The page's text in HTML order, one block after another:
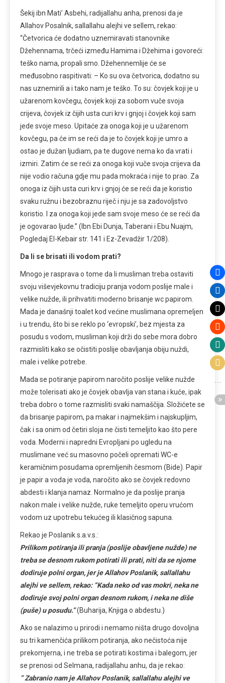
Šekij ibn Mati’ Asbehi, radijallahu anha, prenosi da je
Allahov Posalnik, sallallahu alejhi ve sellem, rekao:
“Četvorica će dodatno uznemiravati stanovnike
Džehennama, trčeći između Hamima i Džehima i govoreći:
teško nama, propali smo. Džehennemlije će se
međusobno raspitivati: – Ko su ova četvorica, dodatno su
nas uznemirili a i tako nam je teško. To su: čovjek koji je u
užarenom kovčegu, čovjek koji za sobom vuče svoja
crijeva, čovjek iz čijih usta curi krv i gnjoj i čovjek koji sam
jede svoje meso. Upitaće za onoga koji je u užarenom
kovčegu, pa će im se reći da je to čovjek koji je umro a
ostao je dužan ljudiam, pa te dugove nema ko da vrati i
izmiri. Zatim će se reći za onoga koji vuče svoja crijeva da
nije vodio računa gdje mu pada mokraća i nije to prao. Za
onoga iz čijih usta curi krv i gnjoj će se reći da je koristio
svaku ružnu i bezobraznu riječ i nju je sa zadovoljstvo
koristio. I za onoga koji jede sam svoje meso će se reći da
je ogovarao ljude.” (Ibn Ebi Dunja, Taberani i Ebu Nuajm,
Pogledaj El-Kebair str. 141 i Ez-Zevadžir 1/208).
Da li se brisati ili vodom prati?
Mnogo je rasprava o tome da li musliman treba ostaviti
svoju viševjekovnu tradiciju pranja vodom poslije male i
velike nužde, ili prihvatiti moderno brisanje wc papirom.
Mada je današnji toalet kod većine muslimana opremeljen
i u trendu, što bi se reklo po ‘evropski’, bez mjesta za
posudu s vodom, musliman koji drži do sebe mora dobro
razmisliti kako se očistiti poslije obavljanja obiju nuždi,
male i velike potrebe.
Mada se potiranje papirom naročito poslije velike nužde
može tolerisati ako je čovjek obavlja van stana i kuće, ipak
treba dobro o tome razmisliti svaki namaščija. Složićete se
da brisanje papirom, pa makar i najmekšim i najskupljim,
čak i sa onim od četiri sloja ne čisti temeljito kao što pere
voda. Moderni i napredni Evropljani po ugledu na
muslimane već su masovno počeli opremati WC-e
keramičnim posudama opremljenih česmom (Bide). Papir
je papir a voda je voda, naročito ako se čovjek redovno
abdesti i klanja namaz. Normalno je da poslije pranja
nakon male i velike nužde, ruke temeljito operu vrućom
vodom uz upotrebu tekućeg ili klasičnog sapuna.
Rekao je Poslanik s.a.v.s.:
Prilikom potiranja ili pranja (poslije obavljene nužde) ne
treba se desnom rukom potirati ili prati, niti da se njome
dodiruje polni organ, jer je Allahov Poslanik, sallallahu
alejhi ve sellem, rekao: “Kada neko od vas mokri, neka ne
dodiruje svoj polni organ desnom rukom, i neka ne diše
(puše) u posudu.”(Buharija, Knjiga o abdestu.)
Ako se nalazimo u prirodi i nemamo ništa drugo dovoljna
su tri kamenčića prilikom potiranja, ako nečistoća nije
prekomjerna, i ne treba se potirati kostima i balegom, jer
se prenosi od Selmana, radijallahu anhu, da je rekao:
” Zabranio nam je Allahov Poslanik, sallallahu alejhi ve